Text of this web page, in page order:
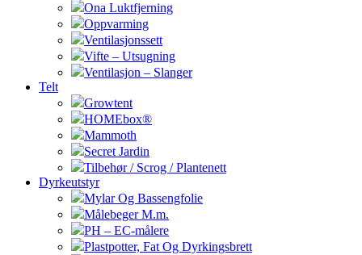
Ona Luktfjerning
Oppvarming
Ventilasjonssett
Vifte – Utsugning
Ventilasjon – Slanger
Telt
Growtent
HOMEbox®
Mammoth
Secret Jardin
Tilbehør / Scrog / Plantenett
Dyrkeutstyr
Mylar Og Bassengfolie
Målebeger M.m.
PH – EC-målere
Plastpotter, Fat Og Dyrkingsbrett